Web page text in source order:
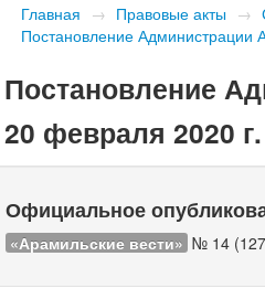
Главная → Правовые акты →
Постановление Администрации
Постановление
20 февраля 2020
Официальное
«Арамильские вести» № 14